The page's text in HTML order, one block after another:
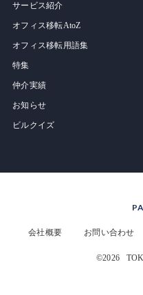
サービス紹介
オフィス移転AtoZ
オフィス移転用語集
特集
仲介実績
お知らせ
ビルクイズ
会社概要 お問い合わせ
©2026